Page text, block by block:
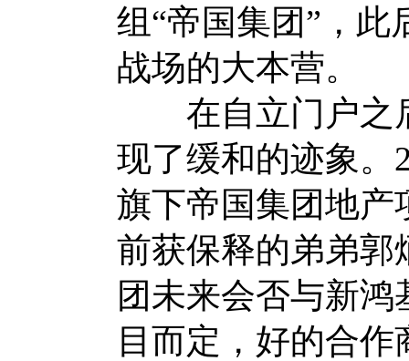
组“帝国集团”，
战场的大本营。
在自立门户之
现了缓和的迹象。
旗下帝国集团地产
前获保释的弟弟郭
团未来会否与新
目而定，好的合